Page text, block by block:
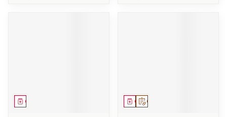
Geneesmiddel Op voorschrift
Geneesmiddel